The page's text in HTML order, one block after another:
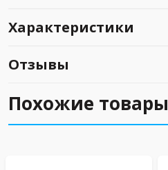
Характеристики
Отзывы
Похожие товары